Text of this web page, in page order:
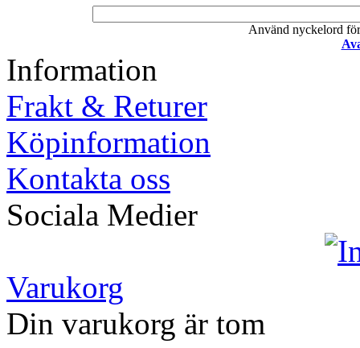
Använd nyckelord
Information
Frakt & Returer
Köpinformation
Kontakta oss
Sociala Medier
Varukorg
Din varukorg är tom